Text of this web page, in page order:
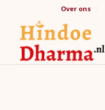
Over ons